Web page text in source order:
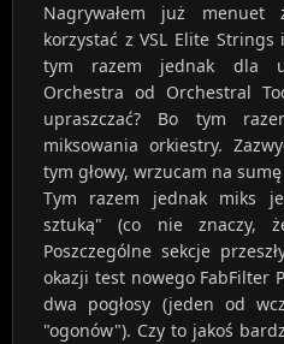
Nagrywałem już
korzystać z VSL Elite
tym razem jednak dla
Orchestra od Orchestral
upraszczać? Bo tym
miksowania orkiestry.
tym głowy, wrzucam na
Tym razem jednak miks
sztuką" (co nie znaczy,
Poszczególne sekcje
okazji test nowego FabFilter
dwa pogłosy (jeden od
"ogonów"). Czy to jakoś